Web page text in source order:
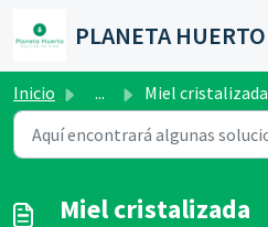
PLANETA HUERTO
Inicio ... Miel cristalizada
Miel cristalizada